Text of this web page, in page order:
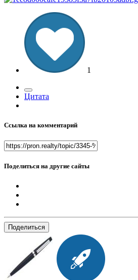
1
Цитата
Ссылка на комментарий
Поделиться на другие сайты
Поделиться